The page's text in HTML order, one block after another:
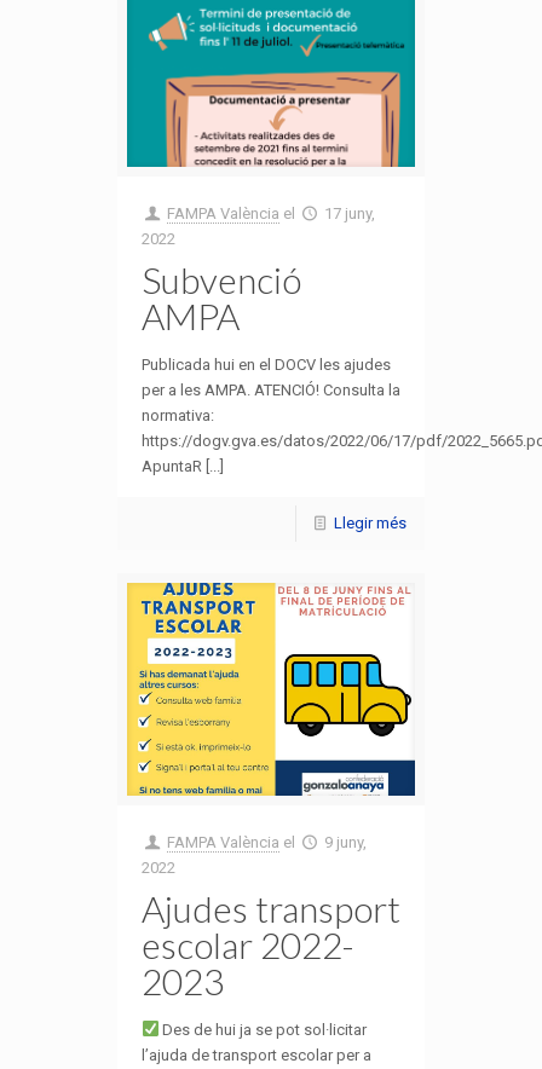
FAMPA València el
17 juny,
2022
Subvenció
AMPA
Publicada hui en el DOCV les ajudes
per a les AMPA. ATENCIÓ! Consulta la
normativa:
https://dogv.gva.es/datos/2022/06/17/pdf/
ApuntaR [...]
Llegir més
FAMPA València el
9 juny,
2022
Ajudes transport
escolar 2022-
2023
Des de hui ja se pot sol·licitar
l’ajuda de transport escolar per a